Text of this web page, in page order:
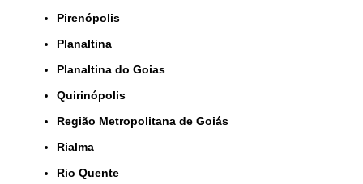
Pirenópolis
Planaltina
Planaltina do Goias
Quirinópolis
Região Metropolitana de Goiás
Rialma
Rio Quente